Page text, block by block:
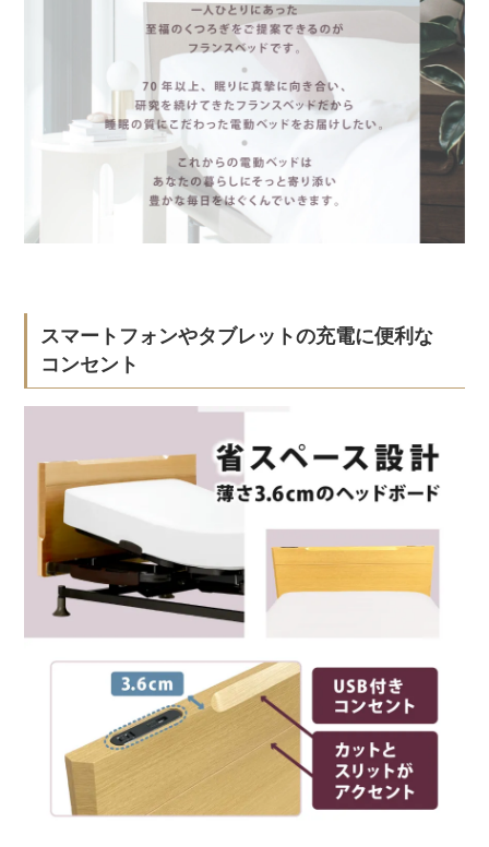
スマートフォンやタブレットの充電に便利な
コンセント